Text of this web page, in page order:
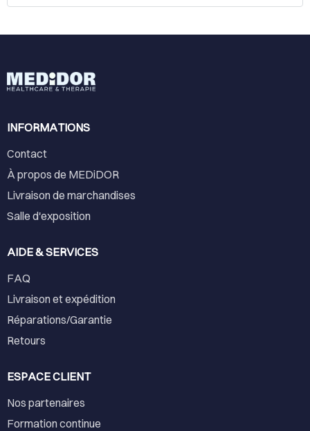
INFORMATIONS
Contact
À propos de MEDiDOR
Livraison de marchandises
Salle d'exposition
AIDE & SERVICES
FAQ
Livraison et expédition
Réparations/Garantie
Retours
ESPACE CLIENT
Nos partenaires
Formation continue